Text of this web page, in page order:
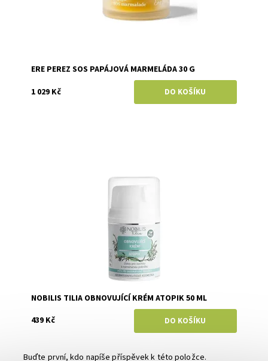
ERE PEREZ SOS PAPÁJOVÁ MARMELÁDA 30 G
1 029 Kč
NOBILIS TILIA OBNOVUJÍCÍ KRÉM ATOPIK 50 ML
439 Kč
Buďte první, kdo napíše příspěvek k této položce.